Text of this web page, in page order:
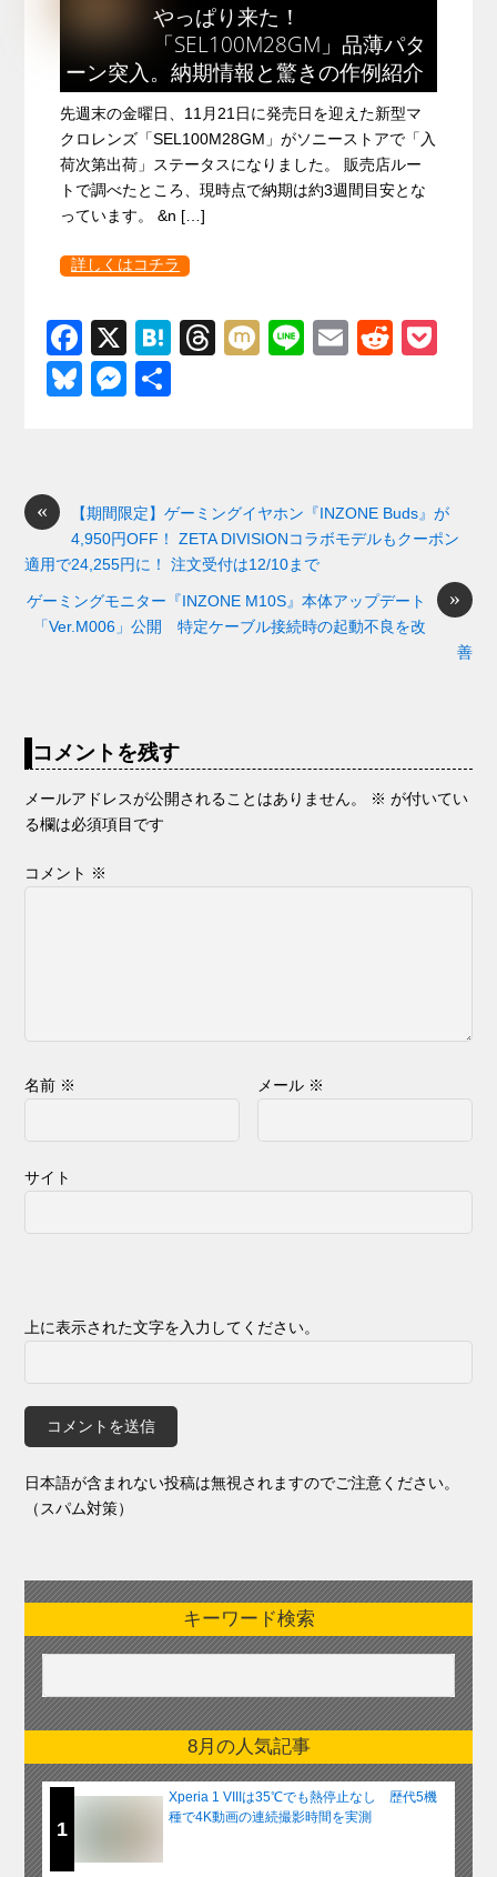
やっぱり来た！
「SEL100M28GM」品薄パタ
ーン突入。納期情報と驚きの作例紹介
先週末の金曜日、11月21日に発売日を迎えた新型マ
クロレンズ「SEL100M28GM」がソニーストアで「入
荷次第出荷」ステータスになりました。 販売店ルー
トで調べたところ、現時点で納期は約3週間目安とな
っています。 &n […]
詳しくはコチラ
F
a
c
o
o
k
X
H
T
s
M
Li
E
R
Bl
y
M
n
g
er
«
【期間限定】ゲーミングイヤホン『INZONE Buds』が
4,950円OFF！ ZETA DIVISIONコラボモデルもクーポン
適用で24,255円に！ 注文受付は12/10まで
»
ゲーミングモニター『INZONE M10S』本体アップデート
「Ver.M006」公開 特定ケーブル接続時の起動不良を改
善
コメントを残す
メールアドレスが公開されることはありません。 ※ が付いてい
る欄は必須項目です
コメント ※
名前 ※ メール ※
サイト
上に表示された文字を入力してください。
日本語が含まれない投稿は無視されますのでご注意ください。
（スパム対策）
キーワード検索
8月の人気記事
1
Xperia 1 VIIIは35℃でも熱停止なし 歴代5機
種で4K動画の連続撮影時間を実測